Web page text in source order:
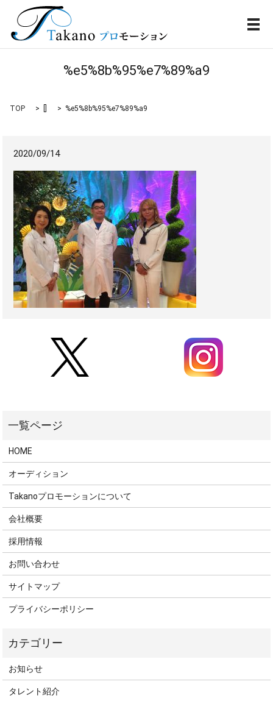
メ
%e5%8b%95%e7%89%a9
TOP %e5%8b%95%e7%89%a9
2020/09/14
HOME
オーディション
Takanoプロモーションについて
会社概要
採用情報
お問い合わせ
サイトマップ
プライバシーポリシー
お知らせ
タレント紹介